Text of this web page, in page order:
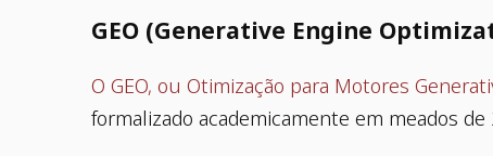
GEO (Generative Engine
O GEO, ou Otimização para Motores
formalizado academicamente em meados de